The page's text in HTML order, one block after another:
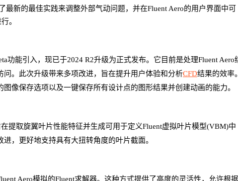
新的最佳实践来调整外部气动问题，并在Fluent Aero的用户界面中可
。
功能引入，现已于2024 R2升级为正式发布。它目前是处理Fluent Aero
。此次升级带来多项改进，旨在提升用户体验和分析CFD结果的效率。
像保存选项以及一键保存所有设计点的图形结果并创建动画的能力。
提取旋翼叶片性能特征并生成可用于定义Fluent虚拟叶片模型(VBM)中
，更好地支持具有大扭转角度的叶片截面。
Aero模拟的Fluent求解器。这种方式提供了高度的灵活性，允许根据